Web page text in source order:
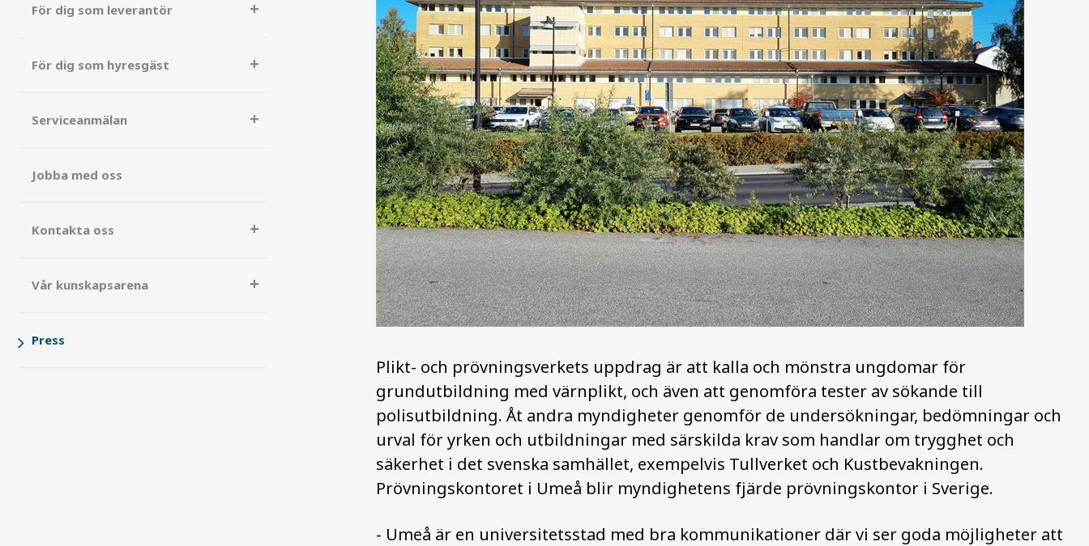
För dig som leverantör
För dig som hyresgäst
Serviceanmälan
Jobba med oss
Kontakta oss
Vår kunskapsarena
Press
Plikt- och prövningsverkets uppdrag är att kalla och mönstra ungdomar för
grundutbildning med värnplikt, och även att genomföra tester av sökande till
polisutbildning. Åt andra myndigheter genomför de undersökningar, bedömningar och
urval för yrken och utbildningar med särskilda krav som handlar om trygghet och
säkerhet i det svenska samhället, exempelvis Tullverket och Kustbevakningen.
Prövningskontoret i Umeå blir myndighetens fjärde prövningskontor i Sverige.
- Umeå är en universitetsstad med bra kommunikationer där vi ser goda möjligheter att